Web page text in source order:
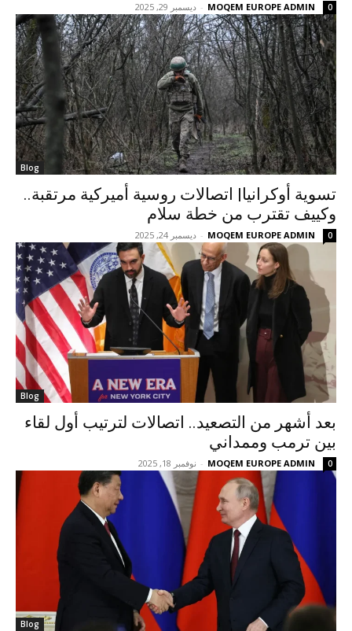
MOQEM EUROPE ADMIN
- ديسمبر 29, 2025 0
Blog
تسوية أوكرانيا| اتصالات روسية أميركية مرتقبة..
وكييف تقترب من خطة سلام
MOQEM EUROPE ADMIN
- ديسمبر 24, 2025 0
Blog
بعد أشهر من التصعيد.. اتصالات لترتيب أول لقاء
بين ترمب وممداني
MOQEM EUROPE ADMIN
- نوفمبر 18, 2025 0
Blog